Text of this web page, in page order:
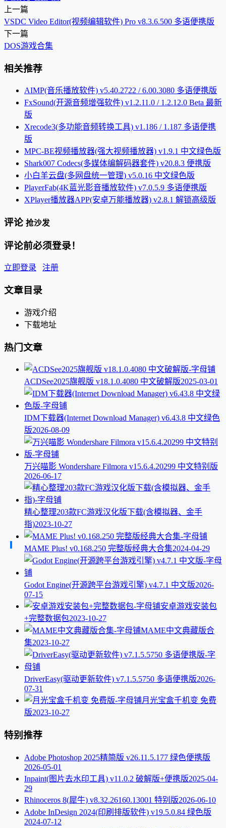
上一篇
VSDC Video Editor(视频编辑软件) Pro v8.3.6.500 多语便携版
下一篇
DOS游戏合集
相关推荐
AIMP(音乐播放软件) v5.40.2722 / 6.00.3080 多语便携版
FxSound(开源音频增强软件) v1.2.11.0 / 1.2.12.0 Beta 最新
版
Xrecode3(多功能音频转换工具) v1.186 / 1.187 多语便携
版
MPC-BE视频播放器(强大视频播放器) v1.9.1 中文绿色版
Shark007 Codecs(多媒体编解码器套件) v20.8.3 便携版
小白羊云盘(多网盘统一管理) v5.0.16 中文绿色版
PlayerFab(4K蓝光影音播放软件) v7.0.5.9 多语便携版
XPlayer播放器APP(安卓万能播放器) v2.8.1 解锁高级版
评论 抢沙发
评论前必须登录！
立即登录 注册
文章目录
游戏介绍
下载地址
热门文章
ACDSee2025旗舰版 v18.1.0.4080 中文破解版2025-03-01
IDM下载器(Internet Download Manager) v6.43.8 中文绿色
版2026-08-09
万兴喵影 Wondershare Filmora v15.6.4.20299 中文特别版
2026-06-17
精心整理203款FC游戏汉化版下载(含模拟器、金手
指)2023-10-27
MAME Plus! v0.168.250 完整版经典大合集2024-04-29
Godot Engine(开源跨平台游戏引擎) v4.7.1 中文版2026-
07-15
安卓游戏安装包
+完整数据包2023-10-27
MAME中文典藏版合
集2023-10-27
DriverEasy(驱动更新软件) v7.1.5.5750 多语便携版2026-
07-31
月光宝盒千机变 免费
版2023-10-27
特别推荐
Adobe Photoshop 2025精简版 v26.11.5.177 绿色便携版
2026-05-01
Inpaint(图片去水印工具) v11.0.2 破解版+便携版2025-04-
29
Rhinoceros 8(犀牛) v8.32.26160.13001 特别版2026-06-10
Adobe InDesign 2024(印刷排版软件) v19.5.0.84 绿色版
2024-07-12